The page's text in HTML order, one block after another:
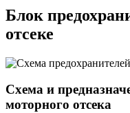
Блок
отсеке
Схема и
моторного отсека